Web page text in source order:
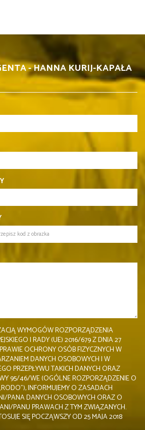
- HANNA KURIJ-KAPAŁA
WYMOGÓW ROZPORZĄDZENIA
I RADY (UE) 2016/679 Z DNIA 27
OCHRONY OSÓB FIZYCZNYCH W
DANYCH OSOBOWYCH I W
PRZEPŁYWU TAKICH DANYCH ORAZ
95/46/WE (OGÓLNE ROZPORZĄDZENIE O
INFORMUJEMY O ZASADACH
PANA DANYCH OSOBOWYCH ORAZ O
PANU PRAWACH Z TYM ZWIĄZANYCH.
SIĘ POCZĄWSZY OD 25 MAJA 2018